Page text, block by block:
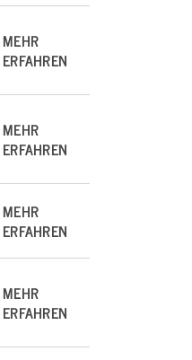
MEHR
ERFAHREN
MEHR
ERFAHREN
MEHR
ERFAHREN
MEHR
ERFAHREN